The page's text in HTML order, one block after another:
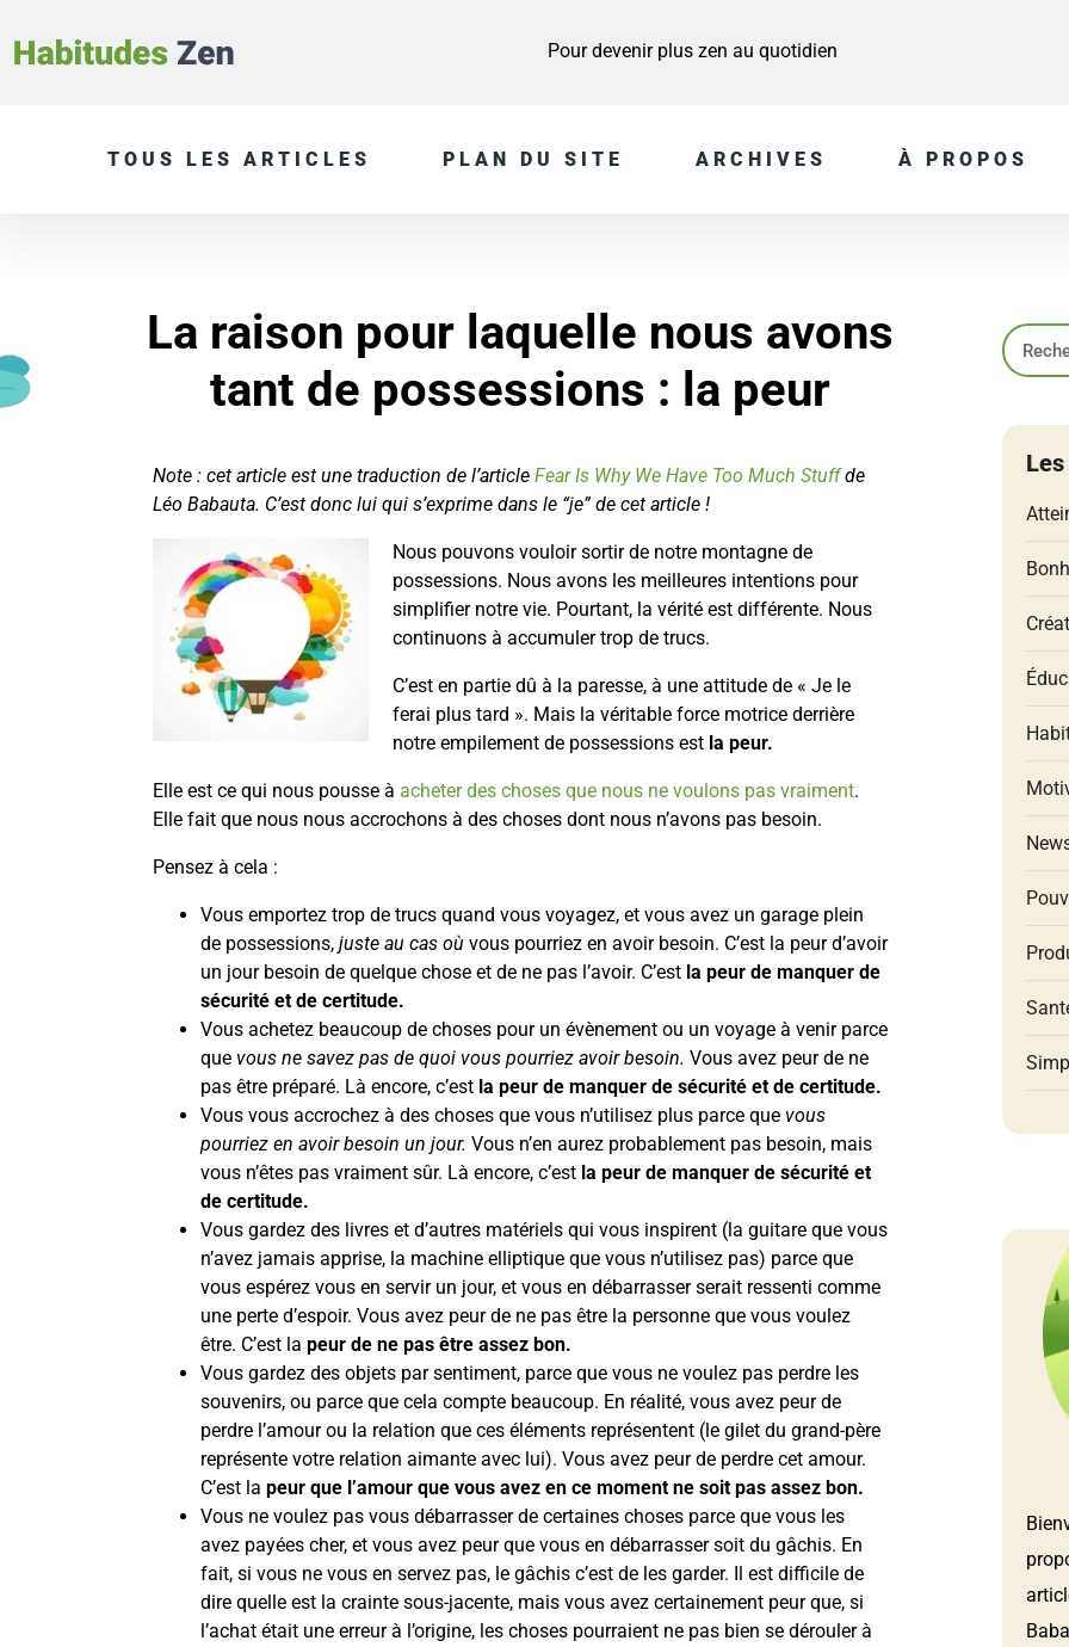
Pour devenir plus zen au quotidien
TOUS LES ARTICLES PLAN DU SITE ARCHIVES À PROPOS
La raison pour laquelle nous avons
tant de possessions : la peur
Note : cet article est une traduction de l’article Fear Is Why We Have Too Much Stuffde
Léo Babauta. C’est donc lui qui s’exprime dans le “je” de cet article !
Nous pouvons vouloir sortir de notre montagne de
possessions. Nous avons les meilleures intentions pour
simplifier notre vie. Pourtant, la vérité est différente. Nous
continuons à accumuler trop de trucs.
C’est en partie dû à la paresse, à une attitude de « Je le
ferai plus tard ». Mais la véritable force motrice derrière
notre empilement de possessions est la peur.
Elle est ce qui nous pousse à acheter des choses que nous ne voulons pas vraiment.
Elle fait que nous nous accrochons à des choses dont nous n’avons pas besoin.
Pensez à cela :
Vous emportez trop de trucs quand vous voyagez, et vous avez un garage plein
de possessions, juste au cas où vous pourriez en avoir besoin. C’est la peur d’avoir
un jour besoin de quelque chose et de ne pas l’avoir. C’est la peur de manquer de
sécurité et de certitude.
Vous achetez beaucoup de choses pour un évènement ou un voyage à venir parce
que vous ne savez pas de quoi vous pourriez avoir besoin. Vous avez peur de ne
pas être préparé. Là encore, c’est la peur de manquer de sécurité et de certitude.
Vous vous accrochez à des choses que vous n’utilisez plus parce que vous
pourriez en avoir besoin un jour. Vous n’en aurez probablement pas besoin, mais
vous n’êtes pas vraiment sûr. Là encore, c’est la peur de manquer de sécurité et
de certitude.
Vous gardez des livres et d’autres matériels qui vous inspirent (la guitare que vous
n’avez jamais apprise, la machine elliptique que vous n’utilisez pas) parce que
vous espérez vous en servir un jour, et vous en débarrasser serait ressenti comme
une perte d’espoir. Vous avez peur de ne pas être la personne que vous voulez
être. C’est la peur de ne pas être assez bon.
Vous gardez des objets par sentiment, parce que vous ne voulez pas perdre les
souvenirs, ou parce que cela compte beaucoup. En réalité, vous avez peur de
perdre l’amour ou la relation que ces éléments représentent (le gilet du grand-père
représente votre relation aimante avec lui). Vous avez peur de perdre cet amour.
C’est la peur que l’amour que vous avez en ce moment ne soit pas assez bon.
Vous ne voulez pas vous débarrasser de certaines choses parce que vous les
avez payées cher, et vous avez peur que vous en débarrasser soit du gâchis. En
fait, si vous ne vous en servez pas, le gâchis c’est de les garder. Il est difficile de
dire quelle est la crainte sous-jacente, mais vous avez certainement peur que, si
l’achat était une erreur à l’origine, les choses pourraient ne pas bien se dérouler à